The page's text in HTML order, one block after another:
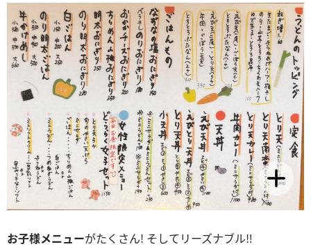
お子様メニューがたくさん! そしてリーズナブル‼